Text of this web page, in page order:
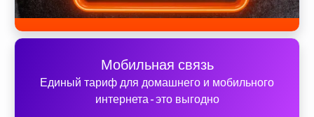
Мобильная связь
Единый тариф для домашнего и мобильного
интернета - это выгодно